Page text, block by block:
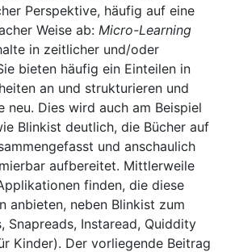
Perspektive, häufig auf eine
Weise ab: Micro-Learning
in zeitlicher und/oder
bieten häufig ein Einteilen in
an und strukturieren und
neu. Dies wird auch am Beispiel
Blinkist deutlich, die Bücher auf
und anschaulich
aufbereitet. Mittlerweile
finden, die diese
anbieten, neben Blinkist zum
Snapreads, Instaread, Quiddity
Kinder). Der vorliegende Beitrag